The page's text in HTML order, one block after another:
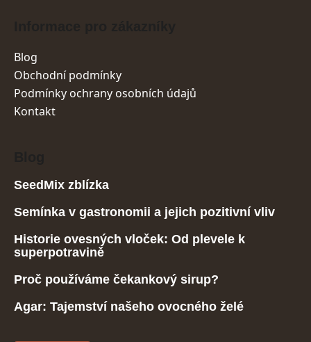
Blog
Obchodní podmínky
Podmínky ochrany osobních údajů
Kontakt
SeedMix zblízka
Semínka v gastronomii a jejich pozitivní vliv
Historie ovesných vloček: Od plevele k
superpotravině
Proč používáme čekankový sirup?
Agar: Tajemství našeho ovocného želé